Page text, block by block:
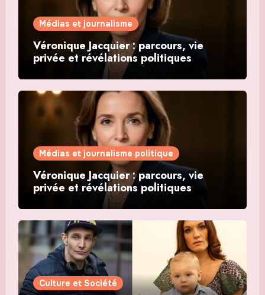
Médias et journalisme
Véronique Jacquier : parcours, vie
privée et révélations politiques
Médias et journalisme politique
Véronique Jacquier : parcours, vie
privée et révélations politiques
Culture et Société